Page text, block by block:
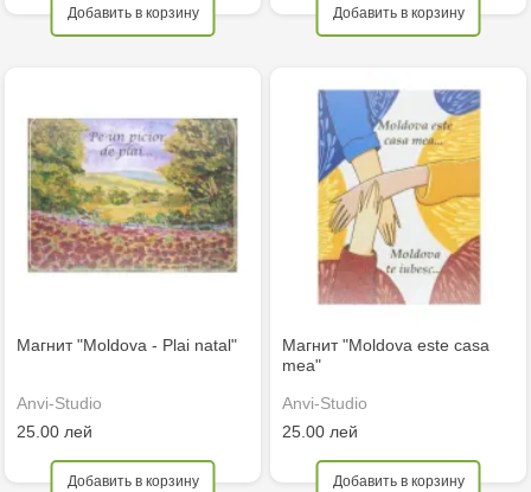
Добавить в корзину Добавить в корзину
Магнит "Moldova - Plai natal"
Anvi-Studio
25.00 лей
Добавить в корзину
Магнит "Moldova este casa
mea"
Anvi-Studio
25.00 лей
Добавить в корзину